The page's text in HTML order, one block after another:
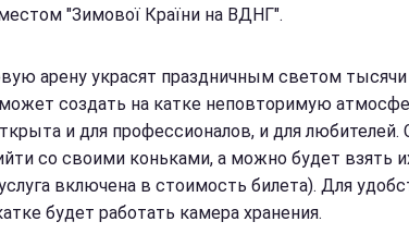
"Зимової Країни на ВДНГ".
арену украсят праздничным светом тысячи
создать на катке неповторимую
и для профессионалов, и для любителей.
со своими коньками, а можно будет взять
включена в стоимость билета). Для
будет работать камера хранения.